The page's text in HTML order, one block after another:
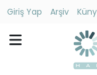
Giriş Yap Arşiv